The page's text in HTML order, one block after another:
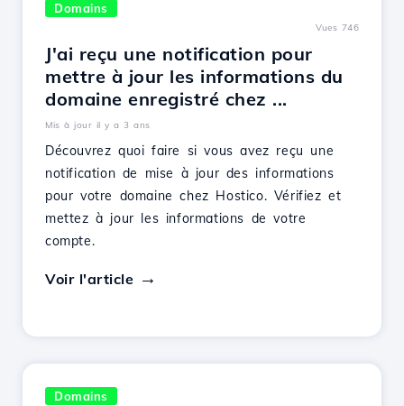
Domains
Vues 746
J'ai reçu une notification pour
mettre à jour les informations du
domaine enregistré chez ...
Mis à jour il y a 3 ans
Découvrez quoi faire si vous avez reçu une
notification de mise à jour des informations
pour votre domaine chez Hostico. Vérifiez et
mettez à jour les informations de votre
compte.
Voir l'article
Domains